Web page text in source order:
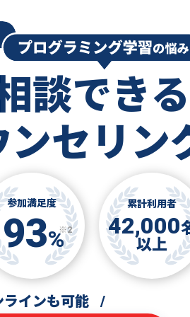
談できる
セリン
参加満足度
93%※2
累計利用者
42,000
以上
ラインも可能 /